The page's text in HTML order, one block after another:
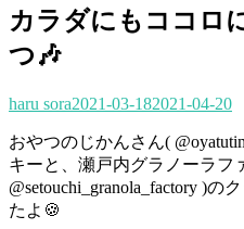
カラダにもココロ
つ🎶
haru sora2021-03-182021-04-20
おやつのじかんさん(
キーと、瀬戸内グラノーラフ
@setouchi_granola_factory )
たよ🍪